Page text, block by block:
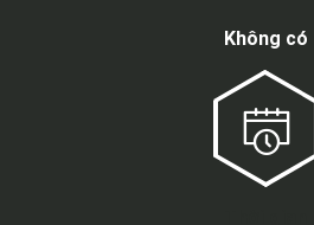
Không có